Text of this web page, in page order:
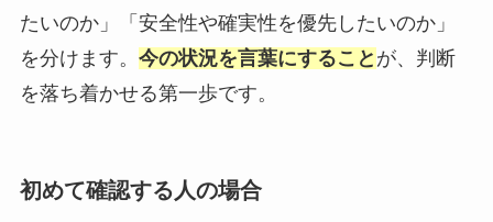
たいのか」「安全性や確実性を優先したいのか」
を分けます。 今の状況を言葉にすること が、判断
を落ち着かせる第一歩です。
初めて確認する人の場合